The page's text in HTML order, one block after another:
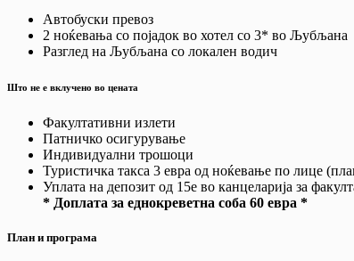
Автобуски превоз
2 ноќевања со појадок во хотел со 3* во Љубљана
Разглед на Љубљана со локален водич
Што не е вклучено во цената
Факултативни излети
Патничко осигурување
Индивидуални трошоци
Туристичка такса 3 евра од ноќевање по лице
Уплата на депозит од 15е во канцеларија за
* Доплата за еднокреветна соба 60 евра *
План и програма